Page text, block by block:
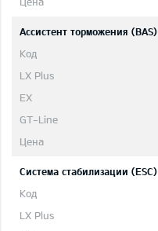
Ассистент торможения (BAS)
Система стабилизации (ESC)